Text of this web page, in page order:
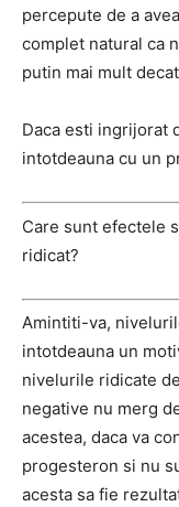
percepute de a
complet natural ca
putin mai mult
Daca esti ingrijorat
intotdeauna cu un
Care sunt efectele
ridicat?
Amintiti-va,
intotdeauna un
nivelurile ridicate
negative nu merg
acestea, daca va
progesteron si nu
acesta sa fie